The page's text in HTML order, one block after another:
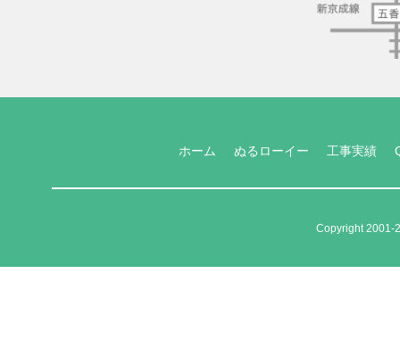
ホーム ぬるローイー 工事実績
Copyright 2001-